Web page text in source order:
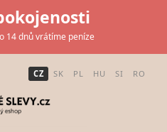
14 dnů vrátíme peníze
CZ SK PL HU SI RO